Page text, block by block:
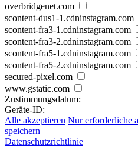
overbridgenet.com
scontent-dus1-1.cdninstagram.com
scontent-fra3-1.cdninstagram.com
scontent-fra3-2.cdninstagram.com
scontent-fra5-1.cdninstagram.com
scontent-fra5-2.cdninstagram.com
secured-pixel.com
www.gstatic.com
Zustimmungsdatum:
Geräte-ID:
Alle akzeptieren Nur erforderliche
speichern
Datenschutzrichtlinie